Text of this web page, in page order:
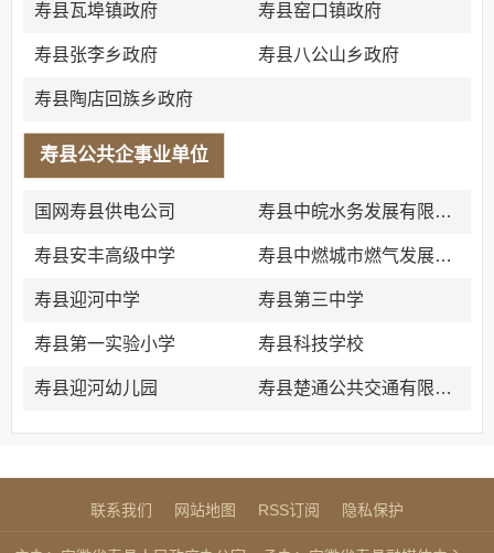
寿县瓦埠镇政府 寿县窑口镇政府
寿县张李乡政府 寿县八公山乡政府
寿县陶店回族乡政府
寿县公共企事业单位
国网寿县供电公司 寿县中皖水务发展有限公司
寿县安丰高级中学 寿县中燃城市燃气发展有限公司
寿县迎河中学 寿县第三中学
寿县第一实验小学 寿县科技学校
寿县迎河幼儿园 寿县楚通公共交通有限公司
联系我们 网站地图 RSS订阅 隐私保护